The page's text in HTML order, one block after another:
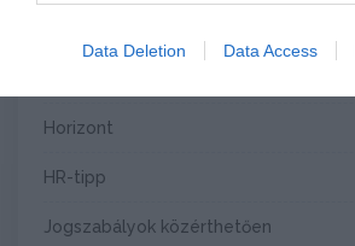
Data Deletion Data Access
Horizont
HR-tipp
Jogszabályok közérthetően